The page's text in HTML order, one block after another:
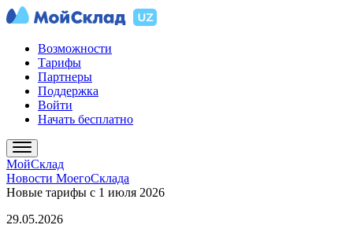
Возможности
Тарифы
Партнеры
Поддержка
Войти
Начать бесплатно
МойСклад
Новости МоегоСклада
Новые тарифы с 1 июля 2026
29.05.2026